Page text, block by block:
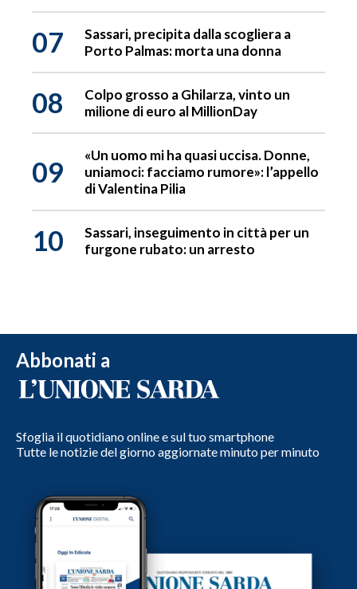
07
Sassari, precipita dalla scogliera a
Porto Palmas: morta una donna
08
Colpo grosso a Ghilarza, vinto un
milione di euro al MillionDay
09
«Un uomo mi ha quasi uccisa. Donne,
uniamoci: facciamo rumore»: l’appello
di Valentina Pilia
10
Sassari, inseguimento in città per un
furgone rubato: un arresto
Abbonati a
Sfoglia il quotidiano online e sul tuo smartphone
Tutte le notizie del giorno aggiornate minuto per minuto